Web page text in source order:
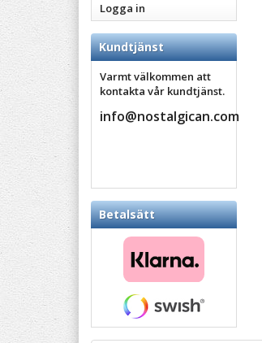
Logga in
Kundtjänst
Varmt välkommen att
kontakta vår kundtjänst.
info@nostalgican.com
Betalsätt